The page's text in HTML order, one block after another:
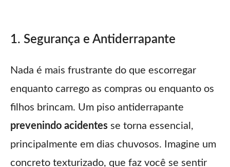
1. Segurança e Antiderrapante
Nada é mais frustrante do que escorregar
enquanto carrego as compras ou enquanto os
filhos brincam. Um piso antiderrapante
prevenindo acidentes se torna essencial,
principalmente em dias chuvosos. Imagine um
concreto texturizado, que faz você se sentir